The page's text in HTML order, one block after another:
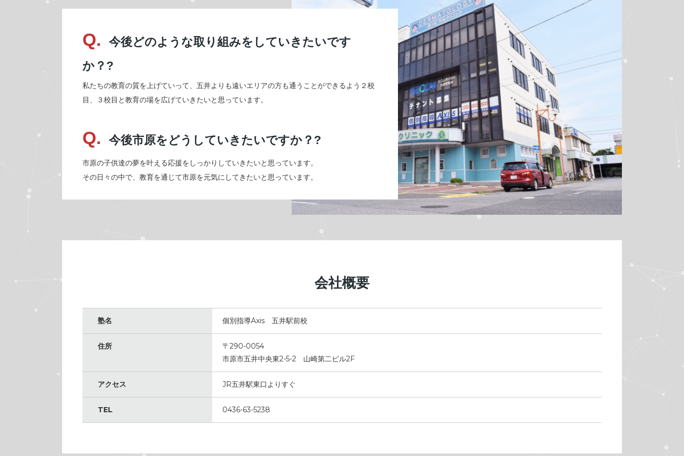
Q.
今後どのような取り組みをしていきたいです
か？?
私たちの教育の質を上げていって、五井よりも遠いエリアの方も通うことができるよう２校
目、３校目と教育の場を広げていきたいと思っています。
Q. 今後市原をどうしていきたいですか？?
市原の子供達の夢を叶える応援をしっかりしていきたいと思っています。
その日々の中で、教育を通じて市原を元気にしてきたいと思っています。
会社概要
塾名 個別指導Axis 五井駅前校
住所
〒290-0054
市原市五井中央東2-5-2 山崎第二ビル2F
アクセス JR五井駅東口よりすぐ
TEL 0436-63-5238